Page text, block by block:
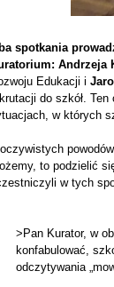
spotkania
Andrzeja
Edukacji i
do szkół.
w których
to podzielić
w tych
>Pan Kurator, w
konfabulować,
odczytywania